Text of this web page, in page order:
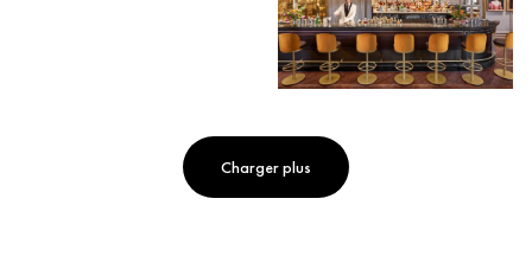
Charger plus